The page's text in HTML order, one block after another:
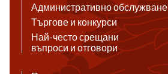
Административно обслужване
Търгове и конкурси
Най-често срещани
въпроси и отговори